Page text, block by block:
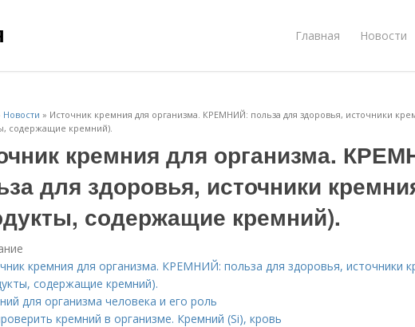
Главная Новости
Новости » Источник кремния для организма. КРЕМНИЙ: польза для здоровья, источники
содержащие кремний).
кремния для организма.
для здоровья, источники
содержащие кремний).
кремния для организма. КРЕМНИЙ: польза для здоровья, источники
содержащие кремний).
для организма человека и его роль
кремний в организме. Кремний (Si), кровь